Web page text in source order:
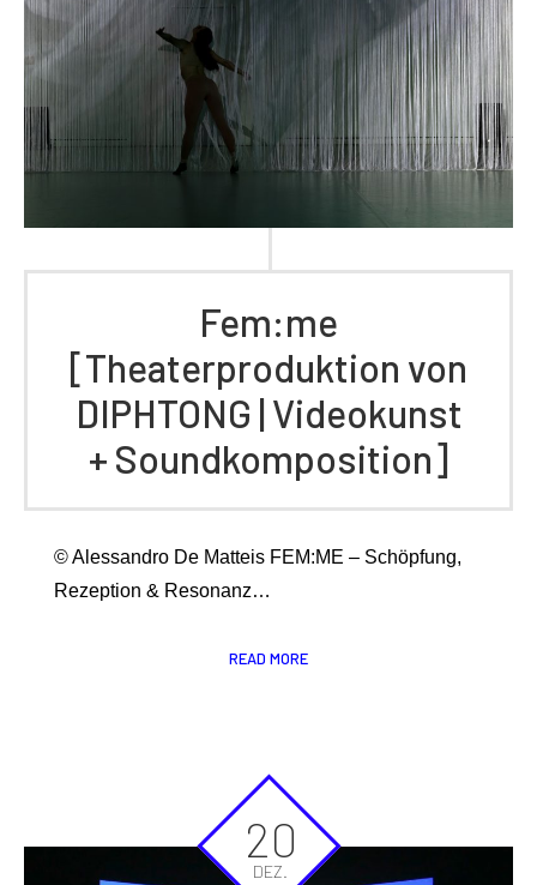
Fem:me
[Theaterproduktion von
DIPHTONG | Videokunst
+ Soundkomposition]
© Alessandro De Matteis FEM:ME – Schöpfung,
Rezeption & Resonanz…
READ MORE
20
DEZ.